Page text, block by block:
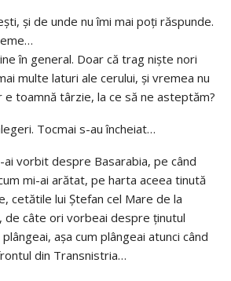
și de unde nu îmi mai poți răspunde.
în general. Doar că trag niște nori
multe laturi ale cerului, și vremea nu
e toamnă târzie, la ce să ne asteptăm?
Tocmai s-au încheiat…
vorbit despre Basarabia, pe când
mi-ai arătat, pe harta aceea tinută
cetătile lui Ștefan cel Mare de la
de câte ori vorbeai despre ținutul
așa cum plângeai atunci când
din Transnistria…